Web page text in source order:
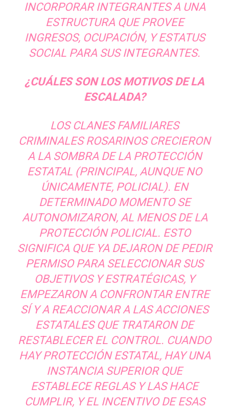
INCORPORAR INTEGRANTES A UNA
ESTRUCTURA QUE PROVEE
INGRESOS, OCUPACIÓN, Y ESTATUS
SOCIAL PARA SUS INTEGRANTES.
¿CUÁLES SON LOS MOTIVOS DE LA
ESCALADA?
LOS CLANES FAMILIARES
CRIMINALES ROSARINOS CRECIERON
A LA SOMBRA DE LA PROTECCIÓN
ESTATAL (PRINCIPAL, AUNQUE NO
ÚNICAMENTE, POLICIAL). EN
DETERMINADO MOMENTO SE
AUTONOMIZARON, AL MENOS DE LA
PROTECCIÓN POLICIAL. ESTO
SIGNIFICA QUE YA DEJARON DE PEDIR
PERMISO PARA SELECCIONAR SUS
OBJETIVOS Y ESTRATÉGICAS, Y
EMPEZARON A CONFRONTAR ENTRE
SÍ Y A REACCIONAR A LAS ACCIONES
ESTATALES QUE TRATARON DE
RESTABLECER EL CONTROL. CUANDO
HAY PROTECCIÓN ESTATAL, HAY UNA
INSTANCIA SUPERIOR QUE
ESTABLECE REGLAS Y LAS HACE
CUMPLIR, Y EL INCENTIVO DE ESAS